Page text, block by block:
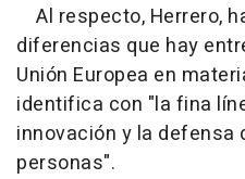
Al respecto, Herrero,
diferencias que hay
Unión Europea en
identifica con "la fina
innovación y la defensa
personas".